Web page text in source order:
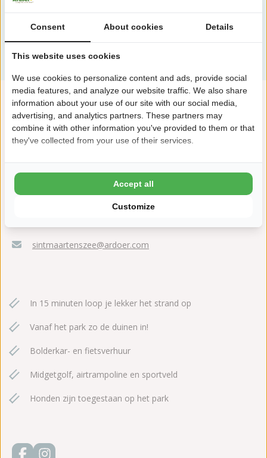
sintmaartenszee@ardoer.com
In 15 minuten loop je lekker het strand op
Vanaf het park zo de duinen in!
Bolderkar- en fietsverhuur
Midgetgolf, airtrampoline en sportveld
Honden zijn toegestaan op het park
Consent About cookies Details
This website uses cookies
We use cookies to personalize content and ads, provide social
media features, and analyze our website traffic. We also share
information about your use of our site with our social media,
advertising, and analytics partners. These partners may
combine it with other information you've provided to them or that
they've collected from your use of their services.
Customize
Accept all